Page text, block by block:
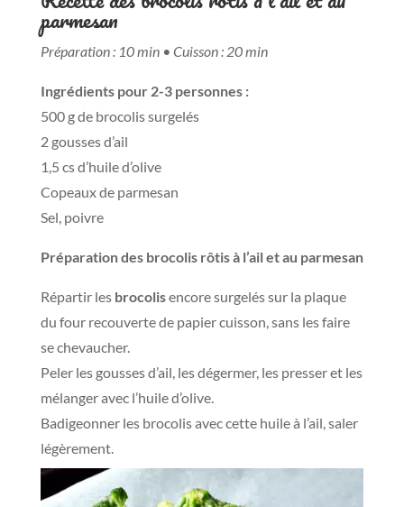
parmesan
Préparation : 10 min • Cuisson : 20 min
Ingrédients pour 2-3 personnes :
500 g de brocolis surgelés
2 gousses d’ail
1,5 cs d’huile d’olive
Copeaux de parmesan
Sel, poivre
Préparation des brocolis rôtis à l’ail et au parmesan
Répartir les brocolisencore surgelés sur la plaque
du four recouverte de papier cuisson, sans les faire
se chevaucher.
Peler les gousses d’ail, les dégermer, les presser et les
mélanger avec l’huile d’olive.
Badigeonner les brocolis avec cette huile à l’ail, saler
légèrement.